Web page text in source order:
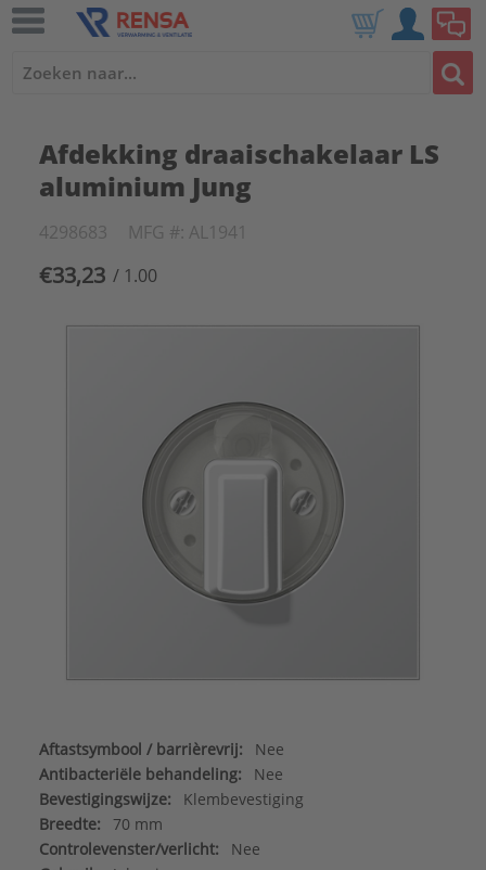
Afdekking draaischakelaar LS
aluminium Jung
4298683 MFG #: AL1941
€33,23 / 1.00
Aftastsymbool / barrièrevrij:
Nee
Antibacteriële behandeling:
Nee
Bevestigingswijze:
Klembevestiging
Breedte:
70 mm
Controlevenster/verlicht:
Nee